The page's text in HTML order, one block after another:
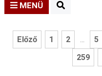
MENÜ
Előző 1 2 ... 5
259